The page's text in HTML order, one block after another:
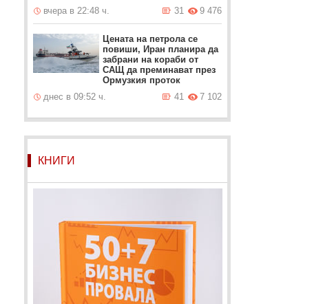
вчера в 22:48 ч.
9 476
31
Цената на петрола се
повиши, Иран планира да
забрани на кораби от
САЩ да преминават през
Ормузкия проток
днес в 09:52 ч.
7 102
41
КНИГИ